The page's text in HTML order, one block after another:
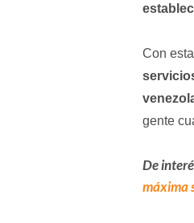
Con
gente
De
máxima